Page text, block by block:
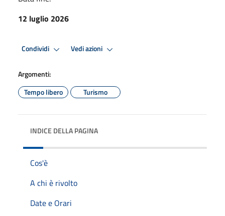
12 luglio 2026
Condividi Vedi azioni
Argomenti:
Tempo libero
Turismo
INDICE DELLA PAGINA
Cos'è
A chi è rivolto
Date e Orari